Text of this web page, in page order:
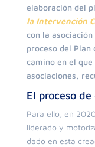
elaboración del
la Intervención
con la
proceso del Plan
camino en el que
asociaciones,
El proceso
Para ello, en
liderado y
dado en esta